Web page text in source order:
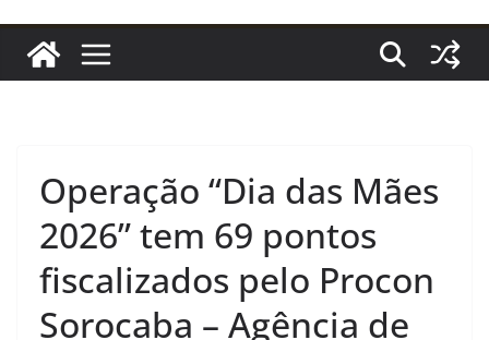
Jovem falece ao lado da mãe e da avó
Operação “Dia das Mães
2026” tem 69 pontos
fiscalizados pelo Procon
Sorocaba – Agência de